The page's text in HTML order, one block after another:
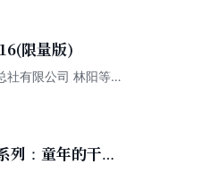
限量版)
限公司 林阳等
列：童年的干校